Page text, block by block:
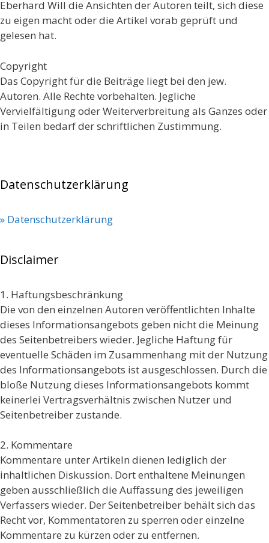
Eberhard Will die Ansichten der Autoren teilt, sich diese
zu eigen macht oder die Artikel vorab geprüft und
gelesen hat.
Copyright
Das Copyright für die Beiträge liegt bei den jew.
Autoren. Alle Rechte vorbehalten. Jegliche
Vervielfältigung oder Weiterverbreitung als Ganzes oder
in Teilen bedarf der schriftlichen Zustimmung.
Datenschutzerklärung
» Datenschutzerklärung
Disclaimer
1. Haftungsbeschränkung
Die von den einzelnen Autoren veröffentlichten Inhalte
dieses Informationsangebots geben nicht die Meinung
des Seitenbetreibers wieder. Jegliche Haftung für
eventuelle Schäden im Zusammenhang mit der Nutzung
des Informationsangebots ist ausgeschlossen. Durch die
bloße Nutzung dieses Informationsangebots kommt
keinerlei Vertragsverhältnis zwischen Nutzer und
Seitenbetreiber zustande.
2. Kommentare
Kommentare unter Artikeln dienen lediglich der
inhaltlichen Diskussion. Dort enthaltene Meinungen
geben ausschließlich die Auffassung des jeweiligen
Verfassers wieder. Der Seitenbetreiber behält sich das
Recht vor, Kommentatoren zu sperren oder einzelne
Kommentare zu kürzen oder zu entfernen.